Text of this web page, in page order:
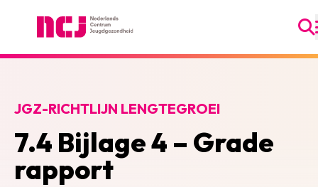
7.4 Bijlage 4 – Grade
rapport
JGZ-RICHTLIJN LENGTEGROEI